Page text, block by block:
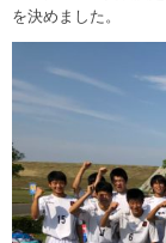
を決めました。